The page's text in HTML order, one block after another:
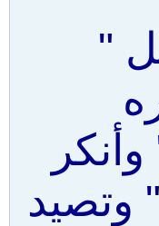
"
وتصيد